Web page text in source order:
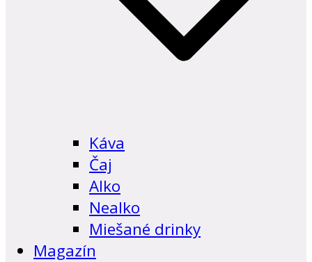
Káva
Čaj
Alko
Nealko
Miešané drinky
Magazín